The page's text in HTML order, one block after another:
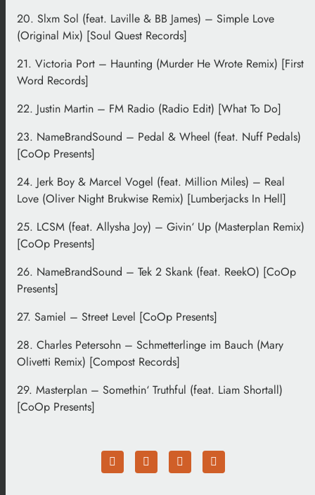
20. Slxm Sol (feat. Laville & BB James) – Simple Love
(Original Mix) [Soul Quest Records]
21. Victoria Port – Haunting (Murder He Wrote Remix) [First
Word Records]
22. Justin Martin – FM Radio (Radio Edit) [What To Do]
23. NameBrandSound – Pedal & Wheel (feat. Nuff Pedals)
[CoOp Presents]
24. Jerk Boy & Marcel Vogel (feat. Million Miles) – Real
Love (Oliver Night Brukwise Remix) [Lumberjacks In Hell]
25. LCSM (feat. Allysha Joy) – Givin‘ Up (Masterplan Remix)
[CoOp Presents]
26. NameBrandSound – Tek 2 Skank (feat. ReekO) [CoOp
Presents]
27. Samiel – Street Level [CoOp Presents]
28. Charles Petersohn – Schmetterlinge im Bauch (Mary
Olivetti Remix) [Compost Records]
29. Masterplan – Somethin‘ Truthful (feat. Liam Shortall)
[CoOp Presents]